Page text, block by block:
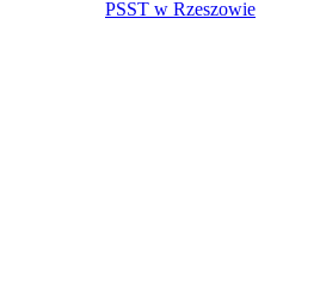
PSST w Rzeszowie